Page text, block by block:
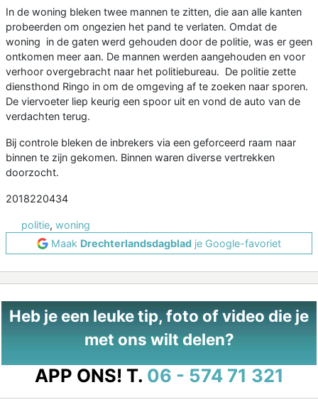
In de woning bleken twee mannen te zitten, die aan alle kanten
probeerden om ongezien het pand te verlaten. Omdat de
woning in de gaten werd gehouden door de politie, was er geen
ontkomen meer aan. De mannen werden aangehouden en voor
verhoor overgebracht naar het politiebureau. De politie zette
diensthond Ringo in om de omgeving af te zoeken naar sporen.
De viervoeter liep keurig een spoor uit en vond de auto van de
verdachten terug.
Bij controle bleken de inbrekers via een geforceerd raam naar
binnen te zijn gekomen. Binnen waren diverse vertrekken
doorzocht.
2018220434
politie, woning
Maak Drechterlandsdagblad je Google-favoriet
Heb je een leuke tip, foto of video die je
met ons wilt delen?
APP ONS! T. 06 - 574 71 321